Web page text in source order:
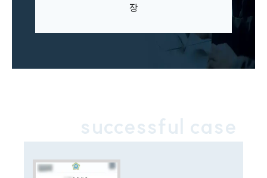
업무분야
손해배상 · 민사전문변호사
소식/자료
장
successful case